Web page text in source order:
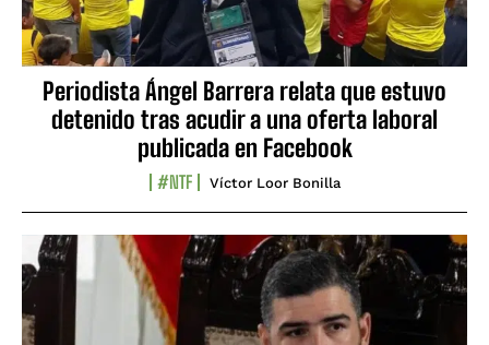
Periodista Ángel Barrera relata que estuvo
detenido tras acudir a una oferta laboral
publicada en Facebook
#NTF Víctor Loor Bonilla